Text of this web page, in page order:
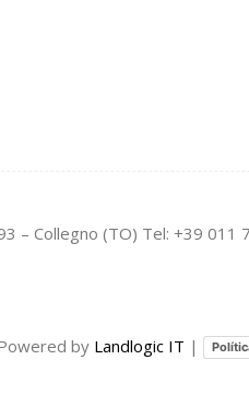
– Collegno (TO) Tel: +39 011
by Landlogic IT |